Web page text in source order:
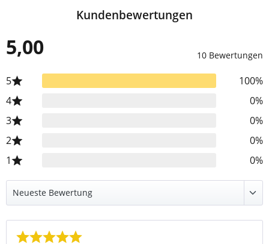
Kundenbewertungen
5,00 10 Bewertungen
5
100%
4
0%
3
0%
2
0%
1
0%